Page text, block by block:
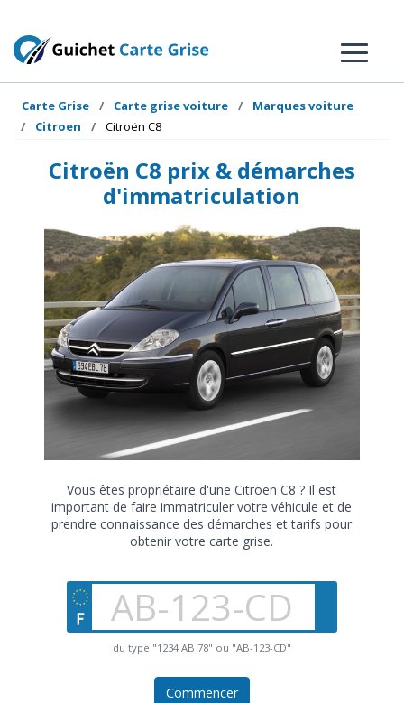
Carte Grise Carte grise voiture
Marques voiture
Citroen
Citroën C8
Citroën C8 prix & démarches
d'immatriculation
Vous êtes propriétaire d'une Citroën C8 ? Il est
important de faire immatriculer votre véhicule et de
prendre connaissance des démarches et tarifs pour
obtenir votre carte grise.
du type "1234 AB 78" ou "AB-123-CD"
Commencer